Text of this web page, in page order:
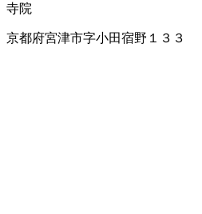
寺院
京都府宮津市字小田宿野１３３